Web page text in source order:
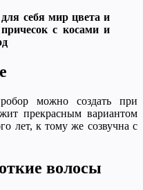
себя мир цвета и
с косами и
можно создать при
прекрасным вариантом
лет, к тому же созвучна с
волосы